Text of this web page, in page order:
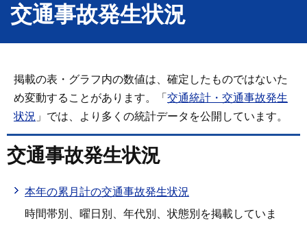
交通事故発生状況
掲載の表・グラフ内の数値は、確定したものではないた
め変動することがあります。「 交通統計・交通事故発生
状況 」では、より多くの統計データを公開しています。
交通事故発生状況
本年の累月計の交通事故発生状況
時間帯別、曜日別、年代別、状態別を掲載していま